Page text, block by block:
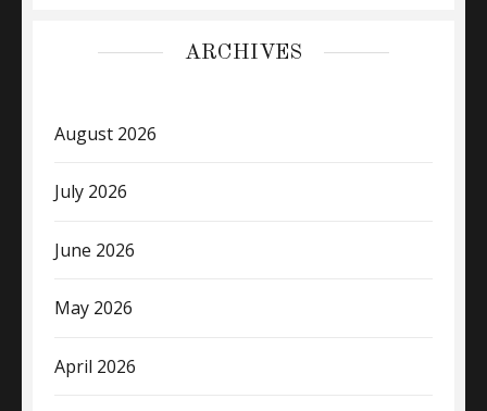
ARCHIVES
August 2026
July 2026
June 2026
May 2026
April 2026